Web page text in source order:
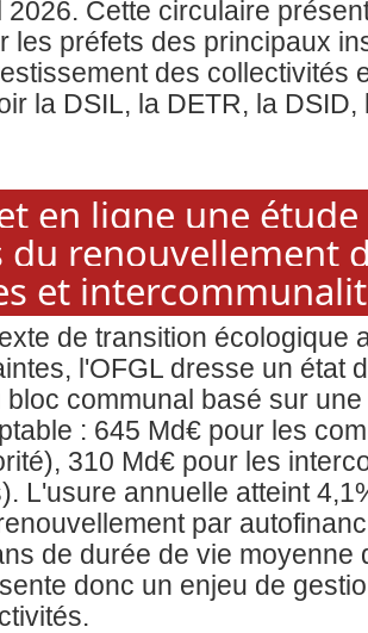
2026. Cette circulaire
les préfets des principaux
des collectivités
la DSIL, la DETR, la DSID,
en ligne une
du renouvellement
et
de transition écologique
l'OFGL dresse un état
bloc communal basé sur
: 645 Md€ pour les
310 Md€ pour les
L'usure annuelle atteint
par
de durée de vie moyenne
donc un enjeu de